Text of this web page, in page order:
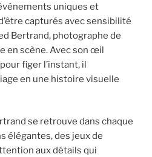
uniques et
capturés avec sensibilité
Bertrand, photographe de
en scène. Avec son œil
figer l’instant, il
en une histoire visuelle
se retrouve dans chaque
élégantes, des jeux de
aux détails qui